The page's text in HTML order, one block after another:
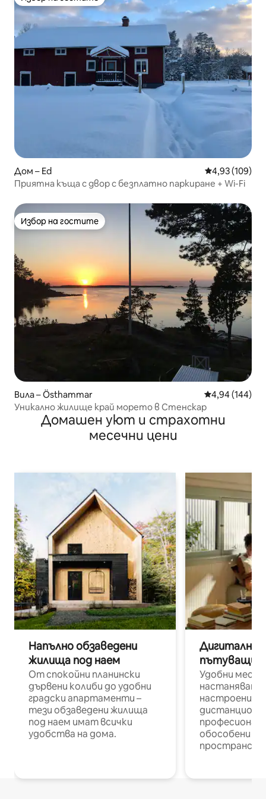
Избор на гостите
Дом – Ed Средна
4,93 (109)
Приятна къща с двор с безплатно паркиране + Wi-Fi
Избор на гостите
Избор на гостите
Вила – Östhammar Средна
4,94 (144)
Уникално жилище край морето в Стенскар
Домашен уют и страхотни
месечни цени
Напълно обзаведени
жилища под наем
От спокойни планински
дървени колиби до удобни
градски апартаменти –
тези обзаведени жилища
под наем имат всички
удобства на дома.
Дигитални
пътуващи
Удобни
настаняване
настроени и
обособени